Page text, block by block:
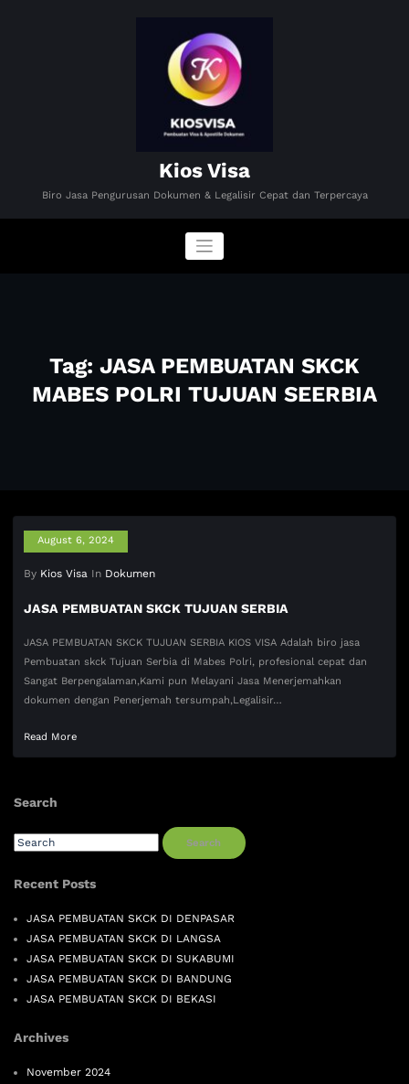
Kios Visa
Biro Jasa Pengurusan Dokumen & Legalisir Cepat dan Terpercaya
Tag: JASA PEMBUATAN SKCK
MABES POLRI TUJUAN SEERBIA
August 6, 2024
By Kios Visa In Dokumen
JASA PEMBUATAN SKCK TUJUAN SERBIA
JASA PEMBUATAN SKCK TUJUAN SERBIA KIOS VISA Adalah biro jasa
Pembuatan skck Tujuan Serbia di Mabes Polri, profesional cepat dan
Sangat Berpengalaman,Kami pun Melayani Jasa Menerjemahkan
dokumen dengan Penerjemah tersumpah,Legalisir…
Read More
Search
Search
Recent Posts
JASA PEMBUATAN SKCK DI DENPASAR
JASA PEMBUATAN SKCK DI LANGSA
JASA PEMBUATAN SKCK DI SUKABUMI
JASA PEMBUATAN SKCK DI BANDUNG
JASA PEMBUATAN SKCK DI BEKASI
Archives
November 2024